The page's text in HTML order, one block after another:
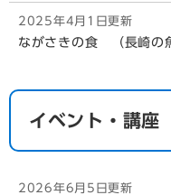
2025年4月1日更新
ながさきの食 （長崎の
イベント・講座
2026年6月5日更新